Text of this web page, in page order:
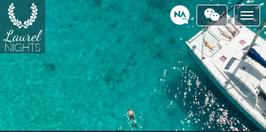
Powered
by